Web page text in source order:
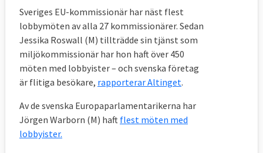
Enligt en rapport från EU-parlamentets
utskott för budgetkontroll spenderade EU-
kommissionen år 2015 1,2 miljarder euro på
stöd till frivilligorganisationer som lobbar
gentemot EU-institutionerna.
4. Vilka är fördelarna respektive
nackdelarna med lobbyism?
Det politiska systemet ges input från olika
Sveriges EU-kommissionär har näst flest
lobbymöten av alla 27 kommissionärer. Sedan
Jessika Roswall (M) tillträdde sin tjänst som
miljökommissionär har hon haft över 450
möten med lobbyister – och svenska företag
är flitiga besökare, rapporterar Altinget.
Av de svenska Europaparlamentarikerna har
Jörgen Warborn (M) haft flest möten med
lobbyister.